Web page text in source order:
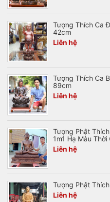
Tượng Thích Ca
42cm
Liên hệ
Tượng Thích Ca
89cm
Liên hệ
Tượng Phật
1m1 Hạ Màu Thời
Liên hệ
Tượng Phật
Liên hệ